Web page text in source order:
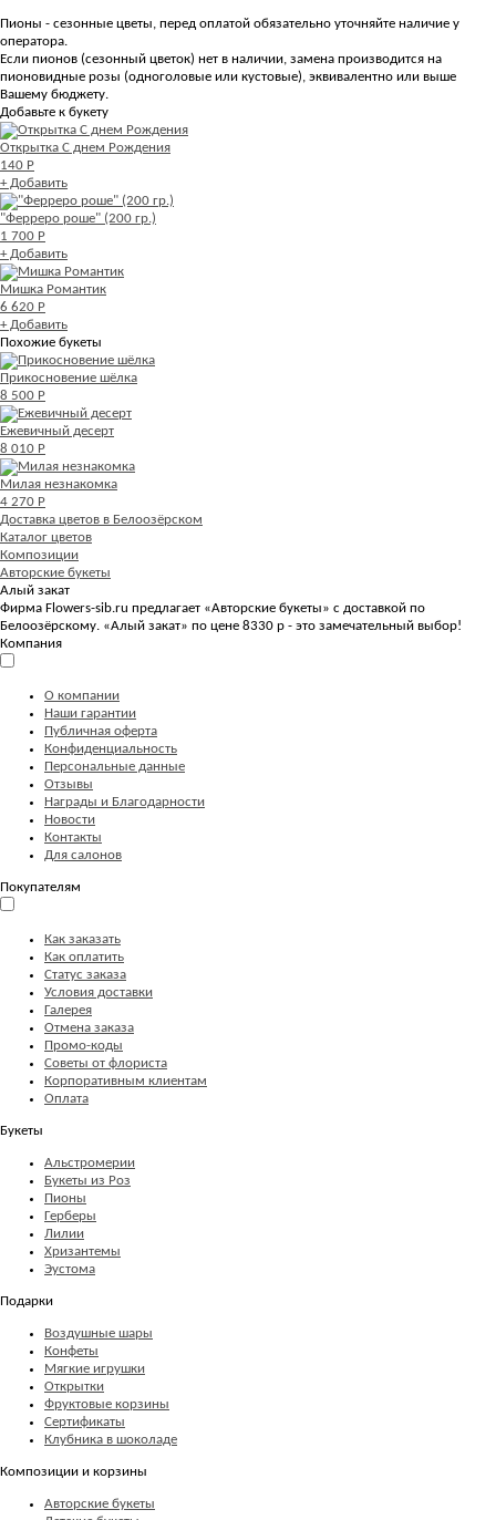
Пионы - сезонные цветы, перед оплатой обязательно уточняйте наличие у
оператора.
Если пионов (сезонный цветок) нет в наличии, замена производится на
пионовидные розы (одноголовые или кустовые), эквивалентно или выше
Вашему бюджету.
Добавьте к букету
Открытка С днем Рождения
140 Р
+ Добавить
"Ферреро роше" (200 гр.)
1 700 Р
+ Добавить
Мишка Романтик
6 620 Р
+ Добавить
Похожие букеты
Прикосновение шёлка
8 500 Р
Ежевичный десерт
8 010 Р
Милая незнакомка
4 270 Р
Доставка цветов в Белоозёрском
Каталог цветов
Композиции
Авторские букеты
Алый закат
Фирма Flowers-sib.ru предлагает «Авторские букеты» с доставкой по
Белоозёрскому. «Алый закат» по цене 8330 р - это замечательный выбор!
Компания
О компании
Наши гарантии
Публичная оферта
Конфиденциальность
Персональные данные
Отзывы
Награды и Благодарности
Новости
Контакты
Для салонов
Покупателям
Как заказать
Как оплатить
Статус заказа
Условия доставки
Галерея
Отмена заказа
Промо-коды
Советы от флориста
Корпоративным клиентам
Оплата
Букеты
Альстромерии
Букеты из Роз
Пионы
Герберы
Лилии
Хризантемы
Эустома
Подарки
Воздушные шары
Конфеты
Мягкие игрушки
Открытки
Фруктовые корзины
Сертификаты
Клубника в шоколаде
Композиции и корзины
Авторские букеты